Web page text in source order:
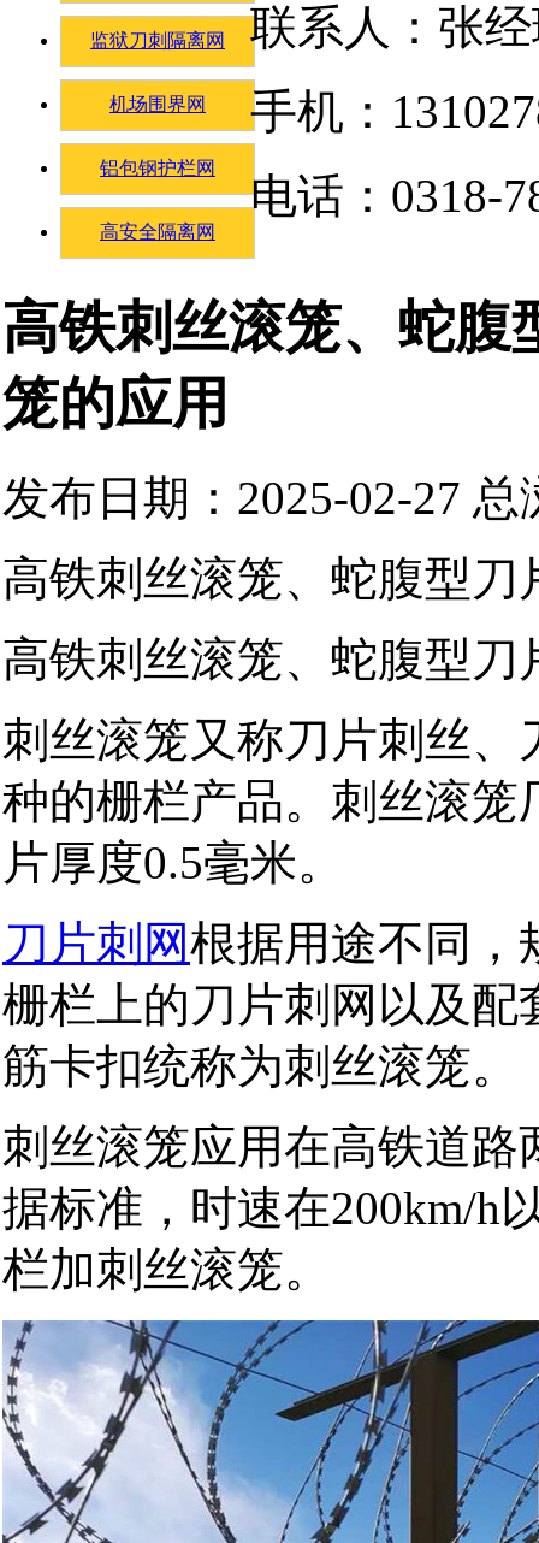
监狱刀刺隔离网
机场围界网
铝包钢护栏网
高安全隔离网
高铁刺丝滚笼、蛇腹
笼的应用
发布日期：2025-02-27 总
高铁刺丝滚笼、蛇腹型
高铁刺丝滚笼、蛇腹型
刺丝滚笼又称刀片刺丝
种的栅栏产品。刺丝滚
片厚度0.5毫米。
刀片刺网根据用途不同，
栅栏上的刀片刺网以及
筋卡扣统称为刺丝滚笼。
刺丝滚笼应用在高铁道
据标准，时速在200km/h
栏加刺丝滚笼。
联系人：张
手机：
电话：0318-